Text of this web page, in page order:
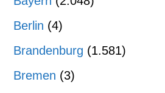
Berlin (4)
Brandenburg (1.581)
Bremen (3)